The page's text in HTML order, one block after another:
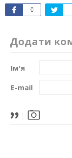
0
Додати
Ім'я
E-mail